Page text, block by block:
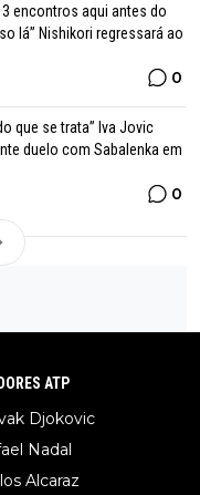
encontros aqui antes do
lá” Nishikori regressará ao
0
que se trata” Iva Jovic
duelo com Sabalenka em
0
ATP
Djokovic
Nadal
Alcaraz